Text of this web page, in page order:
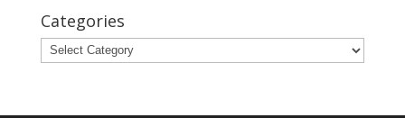
Categories
Categories